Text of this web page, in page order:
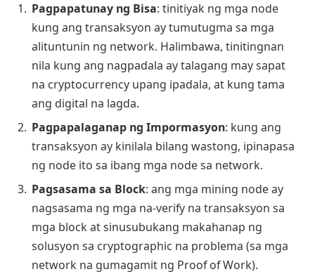
Pagpapatunay ng Bisa: tinitiyak ng mga node
kung ang transaksyon ay tumutugma sa mga
alituntunin ng network. Halimbawa, tinitingnan
nila kung ang nagpadala ay talagang may sapat
na cryptocurrency upang ipadala, at kung tama
ang digital na lagda.
Pagpapalaganap ng Impormasyon: kung ang
transaksyon ay kinilala bilang wastong, ipinapasa
ng node ito sa ibang mga node sa network.
Pagsasama sa Block: ang mga mining node ay
nagsasama ng mga na-verify na transaksyon sa
mga block at sinusubukang makahanap ng
solusyon sa cryptographic na problema (sa mga
network na gumagamit ng Proof of Work).